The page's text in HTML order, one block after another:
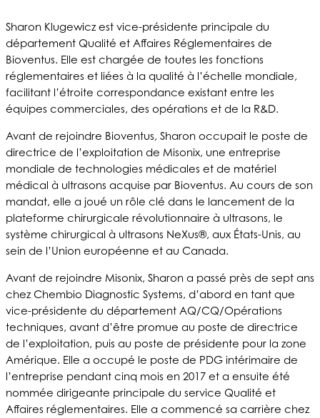
Sharon Klugewicz est vice-présidente principale du
département Qualité et Affaires Réglementaires de
Bioventus. Elle est chargée de toutes les fonctions
réglementaires et liées à la qualité à l’échelle mondiale,
facilitant l’étroite correspondance existant entre les
équipes commerciales, des opérations et de la R&D.
Avant de rejoindre Bioventus, Sharon occupait le poste de
directrice de l’exploitation de Misonix, une entreprise
mondiale de technologies médicales et de matériel
médical à ultrasons acquise par Bioventus. Au cours de son
mandat, elle a joué un rôle clé dans le lancement de la
plateforme chirurgicale révolutionnaire à ultrasons, le
système chirurgical à ultrasons NeXus®, aux États-Unis, au
sein de l’Union européenne et au Canada.
Avant de rejoindre Misonix, Sharon a passé près de sept ans
chez Chembio Diagnostic Systems, d’abord en tant que
vice-présidente du département AQ/CQ/Opérations
techniques, avant d’être promue au poste de directrice
de l’exploitation, puis au poste de présidente pour la zone
Amérique. Elle a occupé le poste de PDG intérimaire de
l’entreprise pendant cinq mois en 2017 et a ensuite été
nommée dirigeante principale du service Qualité et
Affaires réglementaires. Elle a commencé sa carrière chez